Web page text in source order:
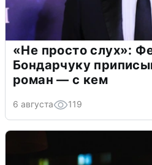
«Не просто слух»:
Бондарчуку
роман — с кем
6 августа 119